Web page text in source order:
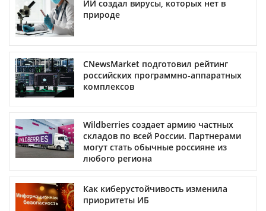
ИИ создал вирусы, которых нет в
природе
CNewsMarket подготовил рейтинг
российских программно-аппаратных
комплексов
Wildberries создает армию частных
складов по всей России. Партнерами
могут стать обычные россияне из
любого региона
Как киберустойчивость изменила
приоритеты ИБ